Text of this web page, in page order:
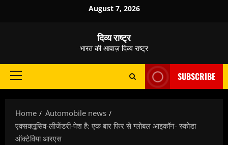
August 7, 2026
दिव्य राष्ट्र
भारत की आवाज़ दिव्य राष्ट्र
Primary
SUBSCRIBE
Home
Automobile news
एक्सक्लूसिव-लीजेंडरी-पेश है: एक बार फिर से ग्लोबल आइकॉन- स्कोडा
ऑक्टेविया आरएस